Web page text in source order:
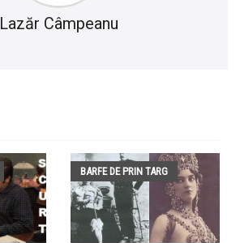
Lazăr Câmpeanu
BARFE DE PRIN TARG